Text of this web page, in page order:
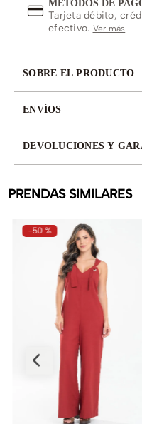
MÉTODOS DE
Tarjeta débito,
efectivo. Ver más
SOBRE EL PRODUCTO
ENVÍOS
DEVOLUCIONES Y
PRENDAS SIMILARES
-50 %